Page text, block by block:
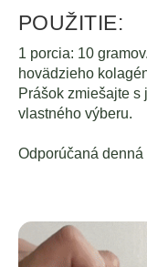
POUŽITIE:
1 porcia: 10
hovädzieho
Prášok zmiešajte
vlastného výberu.
Odporúčaná